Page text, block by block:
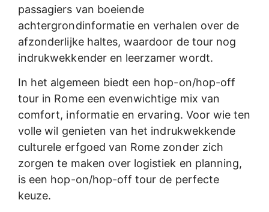
passagiers van boeiende
achtergrondinformatie en verhalen over de
afzonderlijke haltes, waardoor de tour nog
indrukwekkender en leerzamer wordt.
In het algemeen biedt een hop-on/hop-off
tour in Rome een evenwichtige mix van
comfort, informatie en ervaring. Voor wie ten
volle wil genieten van het indrukwekkende
culturele erfgoed van Rome zonder zich
zorgen te maken over logistiek en planning,
is een hop-on/hop-off tour de perfecte
keuze.